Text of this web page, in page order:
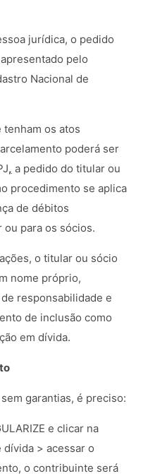
jurídica, o pedido
pelo
Nacional de
tenham os atos
poderá ser
, a pedido do titular ou
procedimento se aplica
de débitos
para os sócios.
o titular ou sócio
nome próprio,
responsabilidade e
de inclusão como
em dívida.
garantias, é preciso:
e clicar na
> acessar o
o contribuinte será